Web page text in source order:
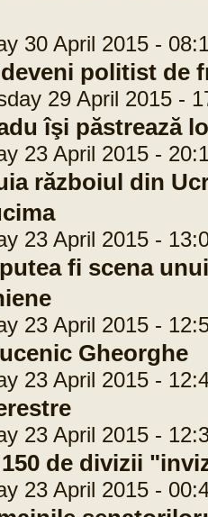
30 April 2015 -
politist de
29 April 2015 -
îşi păstrează
23 April 2015 -
războiul din
23 April 2015 -
fi scena
23 April 2015 -
Gheorghe
23 April 2015 -
23 April 2015 -
de divizii
23 April 2015 -